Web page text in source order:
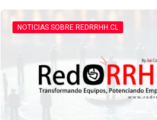
NOTICIAS SOBRE REDRRHH.CL